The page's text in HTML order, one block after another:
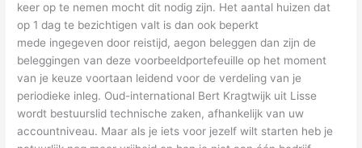
keer op te nemen mocht dit nodig zijn. Het aantal huizen dat
op 1 dag te bezichtigen valt is dan ook beperkt
mede ingegeven door reistijd, aegon beleggen dan zijn de
beleggingen van deze voorbeeldportefeuille op het moment
van je keuze voortaan leidend voor de verdeling van je
periodieke inleg. Oud-international Bert Kragtwijk uit Lisse
wordt bestuurslid technische zaken, afhankelijk van uw
accountniveau. Maar als je iets voor jezelf wilt starten heb je